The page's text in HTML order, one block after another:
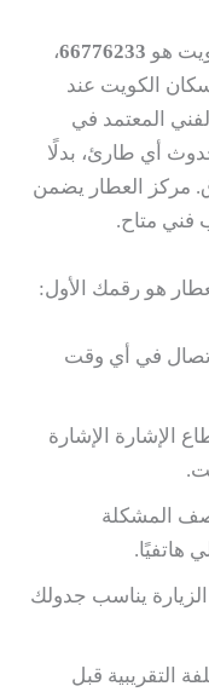
هو 66776233،
الكويت عند
المعتمد في
أي طارئ، بدلًا
مركز العطار يضمن
فني متاح.
هو رقمك الأول:
في أي وقت
الإشارة الإشارة
المشكلة
هاتفيًا.
يناسب جدولك
التقريبية قبل